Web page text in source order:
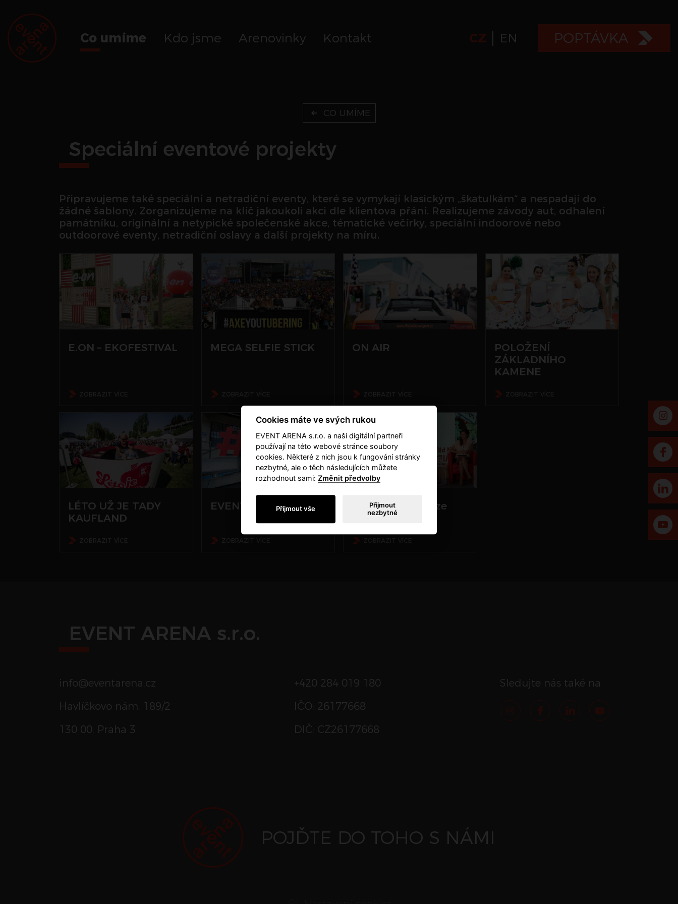
Co umíme Kdo jsme Arenovinky Kontakt CZ EN POPTÁVKA
CO UMÍME
Speciální eventové projekty
Připravujeme také speciální a netradiční eventy, které se vymykají klasickým „škatulkám“ a nespadají do
žádné šablony. Zorganizujeme na klíč jakoukoli akci dle klientova přání. Realizujeme závody aut, odhalení
památníku, originální a netypické společenské akce, tématické večírky, speciální indoorové nebo
outdoorové eventy, netradiční oslavy a další projekty na míru.
E.ON – EKOFESTIVAL MEGA SELFIE STICK ON AIR
POLOŽENÍ
ZÁKLADNÍHO
KAMENE
LÉTO UŽ JE TADY
KAUFLAND
EVENT FEST Dny Vídně v Praze
EVENT ARENA s.r.o.
info@eventarena.cz
Havlíčkovo nám. 189/2
130 00, Praha 3
+420 284 019 180
IČO: 26177668
DIČ: CZ26177668
Sledujte nás také na
POJĎTE DO TOHO S NÁMI
Cookies máte ve svých rukou
EVENT ARENA s.r.o. a naši digitální partneři
používají na této webové stránce soubory
cookies. Některé z nich jsou k fungování stránky
nezbytné, ale o těch následujících můžete
rozhodnout sami:Změnit předvolby
Přijmout vše
Přijmout
nezbytné